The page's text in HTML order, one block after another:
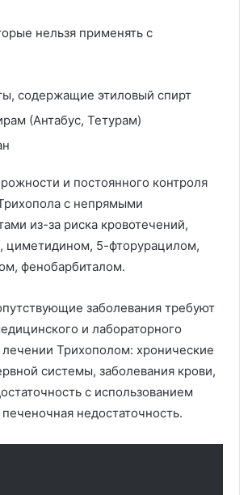
нельзя применять с
содержащие этиловый спирт
(Антабус, Тетурам)
и постоянного контроля
с непрямыми
из-за риска кровотечений,
циметидином, 5-фторурацилом,
фенобарбиталом.
заболевания требуют
и лабораторного
лечении Трихополом: хронические
системы, заболевания крови,
с использованием
недостаточность.